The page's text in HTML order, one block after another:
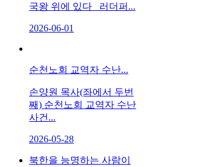
국왕 위에 있다 러더퍼...
2026-06-01
순천노회 교역자 수난...
손양원 목사(좌에서 두번
째) 순천노회 교역자 수난
사건...
2026-05-28
북한을 능명하는 사람이